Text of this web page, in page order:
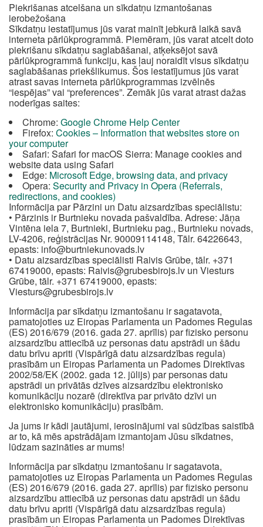
Piekrišanas atcelšana un sīkdatņu izmantošanas
ierobežošana
Sīkdatņu iestatījumus jūs varat mainīt jebkurā laikā savā
interneta pārlūkprogrammā. Piemēram, jūs varat atcelt doto
piekrišanu sīkdatņu saglabāšanai, atķeksējot savā
pārlūkprogrammā funkciju, kas ļauj noraidīt visus sīkdatņu
saglabāšanas priekšlikumus. Šos iestatījumus jūs varat
atrast savas interneta pārlūkprogrammas izvēlnēs
“iespējas” vai “preferences”. Zemāk jūs varat atrast dažas
noderīgas saites:
Chrome: Google Chrome Help Center
Firefox: Cookies – Information that websites store on
your computer
Safari: Safari for macOS Sierra: Manage cookies and
website data using Safari
Edge: Microsoft Edge, browsing data, and privacy
Opera: Security and Privacy in Opera (Referrals,
redirections, and cookies)
Informācija par Pārzini un Datu aizsardzības speciālistu:
• Pārzinis ir Burtnieku novada pašvaldība. Adrese: Jāņa
Vintēna iela 7, Burtnieki, Burtnieku pag., Burtnieku novads,
LV-4206, reģistrācijas Nr. 90009114148, Tālr. 64226643,
epasts: info@burtniekunovads.lv
• Datu aizsardzības speciālisti Raivis Grūbe, tālr. +371
67419000, epasts: Raivis@grubesbirojs.lv un Viesturs
Grūbe, tālr. +371 67419000, epasts:
Viesturs@grubesbirojs.lv
Informācija par sīkdatņu izmantošanu ir sagatavota,
pamatojoties uz Eiropas Parlamenta un Padomes Regulas
(ES) 2016/679 (2016. gada 27. aprīlis) par fizisko personu
aizsardzību attiecībā uz personas datu apstrādi un šādu
datu brīvu apriti (Vispārīgā datu aizsardzības regula)
prasībām un Eiropas Parlamenta un Padomes Direktīvas
2002/58/EK (2002. gada 12. jūlijs) par personas datu
apstrādi un privātās dzīves aizsardzību elektronisko
komunikāciju nozarē (direktīva par privāto dzīvi un
elektronisko komunikāciju) prasībām.
Ja jums ir kādi jautājumi, ierosinājumi vai sūdzības saistībā
ar to, kā mēs apstrādājam izmantojam Jūsu sīkdatnes,
lūdzam sazināties ar mums!
Informācija par sīkdatņu izmantošanu ir sagatavota,
pamatojoties uz Eiropas Parlamenta un Padomes Regulas
(ES) 2016/679 (2016. gada 27. aprīlis) par fizisko personu
aizsardzību attiecībā uz personas datu apstrādi un šādu
datu brīvu apriti (Vispārīgā datu aizsardzības regula)
prasībām un Eiropas Parlamenta un Padomes Direktīvas